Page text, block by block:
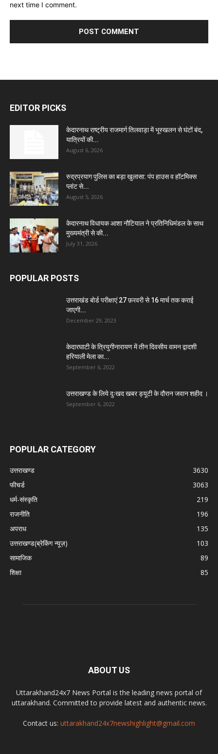
next time I comment.
EDITOR PICKS
केदारनाथ राष्ट्रीय राजमार्ग तिलवाड़ा में भूस्खलन से घंटों बंद,
यात्रियों की...
August 6, 2026
रुद्रप्रयाग पुलिस का बड़ा खुलासा: पंप हाउस व हॉटमिक्स
प्लांट से...
August 5, 2026
केदारनाथ विधायक आशा नौटियाल ने प्रतिनिधिमंडल के साथ
मुख्यमंत्री से की...
July 31, 2026
POPULAR POSTS
उत्तराखंड बोर्ड परीक्षाएं 27 फ़रवरी से 16 मार्च तक कराई
जाएगी...
December 29, 2023
केदारघाटी के त्रियुगीनारायण में तीन दिवसीय वामन द्वादशी
हरियाली मेला का...
September 6, 2022
उत्तराखण्ड के लिये दुःखद खबर ड्यूटी के दौरान जवान शहीद ।
September 6, 2022
POPULAR CATEGORY
उत्तराखण्ड
3630
फीचर्ड
3063
धर्म-संस्कृति
219
राजनीति
196
अपराध
135
उत्तराखण्ड(ब्रेकिंग न्यूज़)
103
सामाजिक
89
शिक्षा
85
ABOUT US
Uttarakhand24x7 News Portal is the leading news portal of
uttarakhand. Committed to provide latest and authentic news.
Contact us: uttarakhand24x7newshighlight@gmail.com